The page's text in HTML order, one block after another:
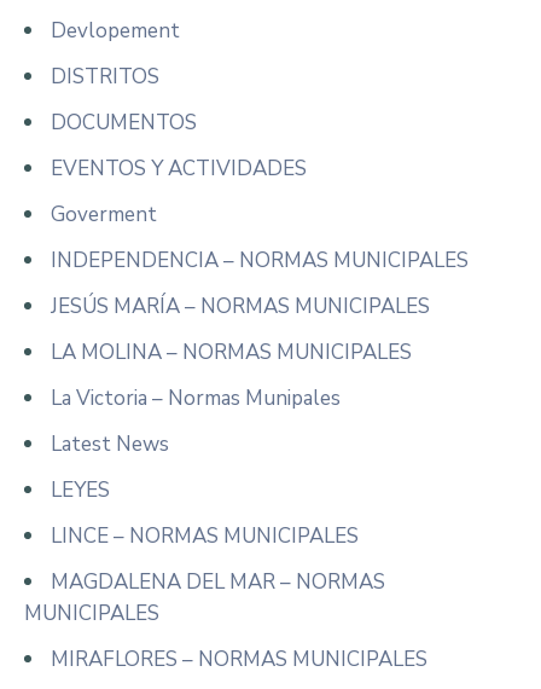
Devlopement
DISTRITOS
DOCUMENTOS
EVENTOS Y ACTIVIDADES
Goverment
INDEPENDENCIA – NORMAS MUNICIPALES
JESÚS MARÍA – NORMAS MUNICIPALES
LA MOLINA – NORMAS MUNICIPALES
La Victoria – Normas Munipales
Latest News
LEYES
LINCE – NORMAS MUNICIPALES
MAGDALENA DEL MAR – NORMAS
MUNICIPALES
MIRAFLORES – NORMAS MUNICIPALES